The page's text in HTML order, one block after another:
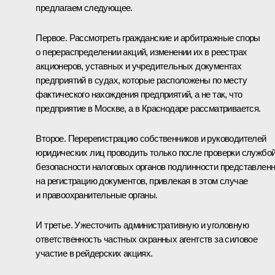
предлагаем следующее.
Первое. Рассмотреть гражданские и арбитражные споры
о перераспределении акций, изменении их в реестрах
акционеров, уставных и учредительных документах
предприятий в судах, которые расположены по месту
фактического нахождения предприятий, а не так, что
предприятие в Москве, а в Краснодаре рассматривается.
Второе. Перерегистрацию собственников и руководителей
юридических лиц проводить только после проверки
безопасности налоговых органов подлинности
на регистрацию документов, привлекая в этом случае
и правоохранительные органы.
И третье. Ужесточить административную и уголовную
ответственность частных охранных агентств за силовое
участие в рейдерских акциях.